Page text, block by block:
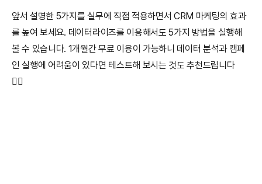
앞서 설명한 5가지를 실무에 직접 적용하면서 CRM 마케팅의 효과
를 높여 보세요. 데이터라이즈를 이용해서도 5가지 방법을 실행해
볼 수 있습니다. 1개월간 무료 이용이 가능하니 데이터 분석과 캠페
인 실행에 어려움이 있다면 테스트해 보시는 것도 추천드립니다
🙇‍♀️